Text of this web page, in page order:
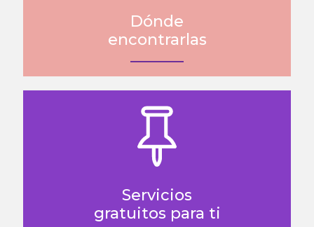
Dónde
encontrarlas
Servicios
gratuitos para ti